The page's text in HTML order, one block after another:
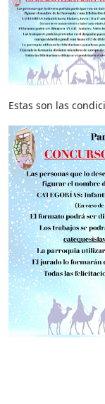
Estas son las